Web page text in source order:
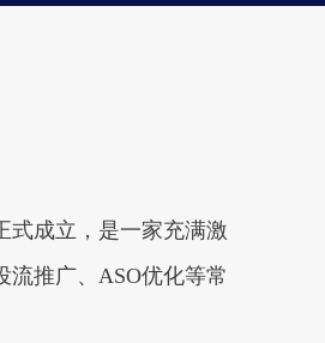
式成立，是一家充满激
推广、ASO优化等常